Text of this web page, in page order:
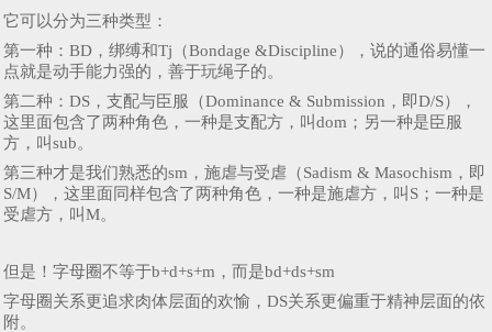
它可以分为三种类型：
第一种：BD，绑缚和Tj（Bondage &Discipline），说的通俗易懂一
点就是动手能力强的，善于玩绳子的。
第二种：DS，支配与臣服（Dominance & Submission，即D/S），
这里面包含了两种角色，一种是支配方，叫dom；另一种是臣服
方，叫sub。
第三种才是我们熟悉的sm，施虐与受虐（Sadism & Masochism，即
S/M），这里面同样包含了两种角色，一种是施虐方，叫S；一种是
受虐方，叫M。
但是！字母圈不等于b+d+s+m，而是bd+ds+sm
字母圈关系更追求肉体层面的欢愉，DS关系更偏重于精神层面的依
附。